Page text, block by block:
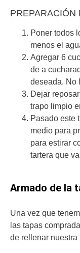
PREPARACIÓN
Poner todos
menos el
Agregar 6
de a
deseada. No
Dejar
trapo limpio
Pasado este
medio para
para estirar
tartera que
Armado de la
Una vez que
las tapas
de rellenar nuestra